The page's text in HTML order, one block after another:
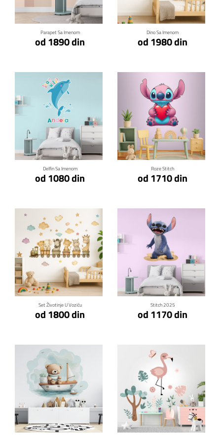
Parapet Sa Imenom
od 1890 din
Dino Sa Imenom
od 1980 din
Delfin Sa Imenom
od 1080 din
Klikni za detalje
Roze Stitch
od 1710 din
Klikni za detalje
Set Životinje U Voziću
od 1800 din
Klikni za detalje
Stitch 2025
od 1170 din
Klikni za detalje
Klikni za detalje Klikni za detalje